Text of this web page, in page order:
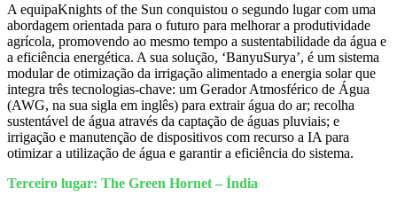
A equipaKnights of the Sun conquistou o segundo lugar com uma
abordagem orientada para o futuro para melhorar a produtividade
agrícola, promovendo ao mesmo tempo a sustentabilidade da água e
a eficiência energética. A sua solução, ‘BanyuSurya’, é um sistema
modular de otimização da irrigação alimentado a energia solar que
integra três tecnologias-chave: um Gerador Atmosférico de Água
(AWG, na sua sigla em inglês) para extrair água do ar; recolha
sustentável de água através da captação de águas pluviais; e
irrigação e manutenção de dispositivos com recurso a IA para
otimizar a utilização de água e garantir a eficiência do sistema.
Terceiro lugar: The Green Hornet – Índia